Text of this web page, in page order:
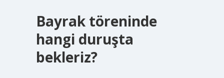
Bayrak töreninde
hangi duruşta
bekleriz?